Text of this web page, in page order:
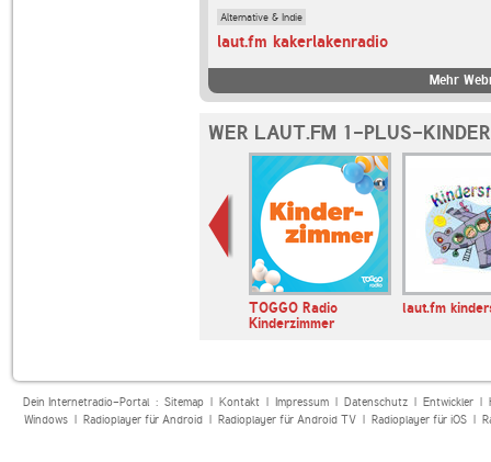
Alternative & Indie
laut.fm kakerlakenradio
Mehr
WER LAUT.FM 1-PLUS-
TOGGO Radio
Kinderzimmer
laut.fm
Dein Internetradio-Portal : Sitemap| Kontakt| Impressum| Datenschutz| Entwickler|
Windows| Radioplayer für Android| Radioplayer für Android TV| Radioplayer für iOS|